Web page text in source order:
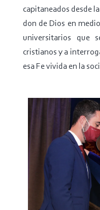
capitaneados desde
don de Dios en
universitarios que
cristianos y a
esa Fe vivida en la